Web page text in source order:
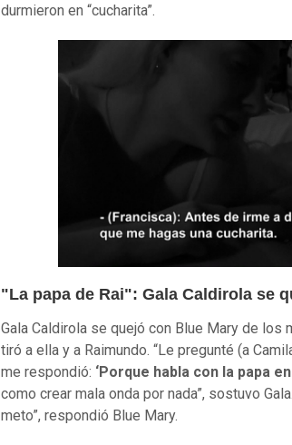
durmieron en “cucharita”.
"La papa de Rai": Gala Caldirola se
Gala Caldirola se quejó con Blue Mary de los
tiró a ella y a Raimundo. “Le pregunté (a
me respondió: ‘Porque habla con la papa en
como crear mala onda por nada”, sostuvo
meto”, respondió Blue Mary.